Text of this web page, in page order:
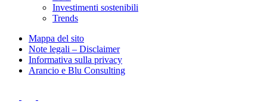
Investimenti sostenibili
Trends
Mappa del sito
Note legali – Disclaimer
Informativa sulla privacy
Arancio e Blu Consulting